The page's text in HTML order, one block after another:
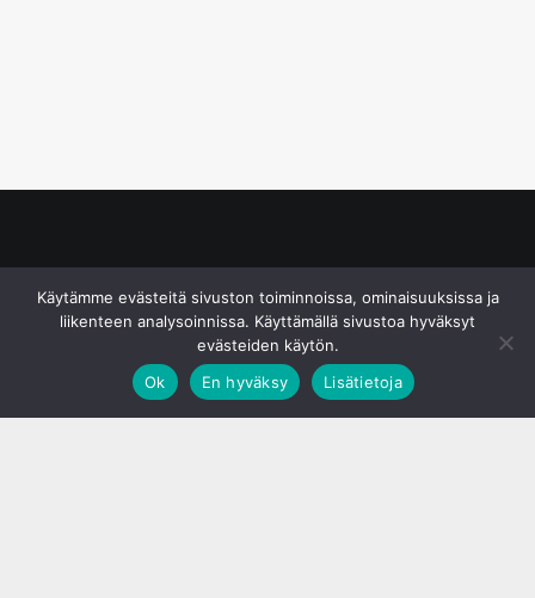
Käytämme evästeitä sivuston toiminnoissa, ominaisuuksissa ja
liikenteen analysoinnissa. Käyttämällä sivustoa hyväksyt
evästeiden käytön.
Ok
En hyväksy Lisätietoja